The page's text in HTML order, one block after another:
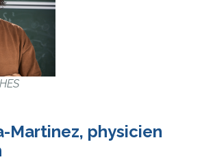
Martinez, physicien